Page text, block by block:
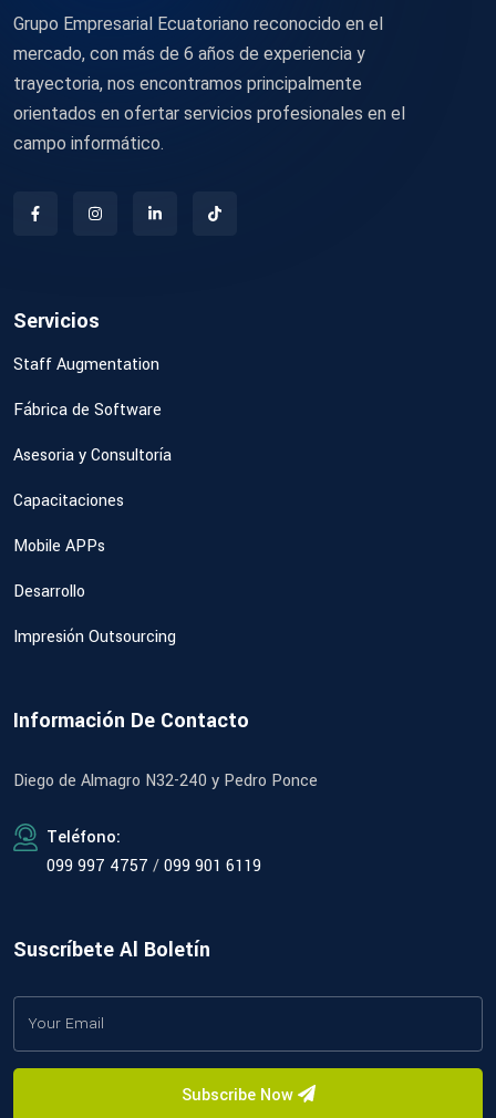
Grupo Empresarial Ecuatoriano reconocido en el
mercado, con más de 6 años de experiencia y
trayectoria, nos encontramos principalmente
orientados en ofertar servicios profesionales en el
campo informático.
Servicios
Staff Augmentation
Fábrica de Software
Asesoria y Consultoría
Capacitaciones
Mobile APPs
Desarrollo
Impresión Outsourcing
Información De Contacto
Diego de Almagro N32-240 y Pedro Ponce
Teléfono:
099 997 4757 /099 901 6119
Suscríbete Al Boletín
Subscribe Now